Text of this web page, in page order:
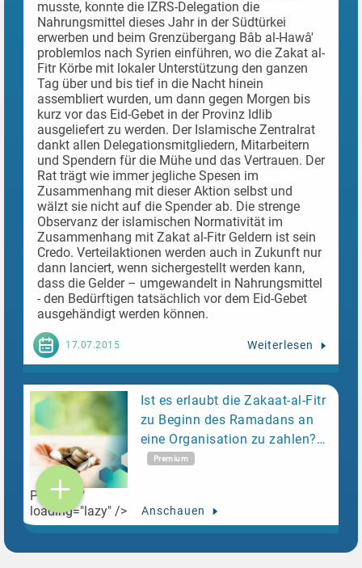
musste, konnte die IZRS-Delegation die
Nahrungsmittel dieses Jahr in der Südtürkei
erwerben und beim Grenzübergang Bâb al-Hawâ'
problemlos nach Syrien einführen, wo die Zakat al-
Fitr Körbe mit lokaler Unterstützung den ganzen
Tag über und bis tief in die Nacht hinein
assembliert wurden, um dann gegen Morgen bis
kurz vor das Eid-Gebet in der Provinz Idlib
ausgeliefert zu werden. Der Islamische Zentralrat
dankt allen Delegationsmitgliedern, Mitarbeitern
und Spendern für die Mühe und das Vertrauen. Der
Rat trägt wie immer jegliche Spesen im
Zusammenhang mit dieser Aktion selbst und
wälzt sie nicht auf die Spender ab. Die strenge
Observanz der islamischen Normativität im
Zusammenhang mit Zakat al-Fitr Geldern ist sein
Credo. Verteilaktionen werden auch in Zukunft nur
dann lanciert, wenn sichergestellt werden kann,
dass die Gelder – umgewandelt in Nahrungsmittel
- den Bedürftigen tatsächlich vor dem Eid-Gebet
ausgehändigt werden können.
17.07.2015 Weiterlesen
Premium"
loading="lazy" />
Ist es erlaubt die Zakaat-al-Fitr
zu Beginn des Ramadans an
eine Organisation zu zahlen?
Premium
Anschauen